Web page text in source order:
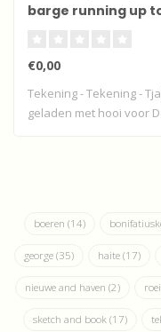
barge running up
€0,00
Tekening - Tekening -
geladen met hooi voor
boeren (14)
george (35) haite (17)
nieuwe and haven (2)
sketch and book (17)